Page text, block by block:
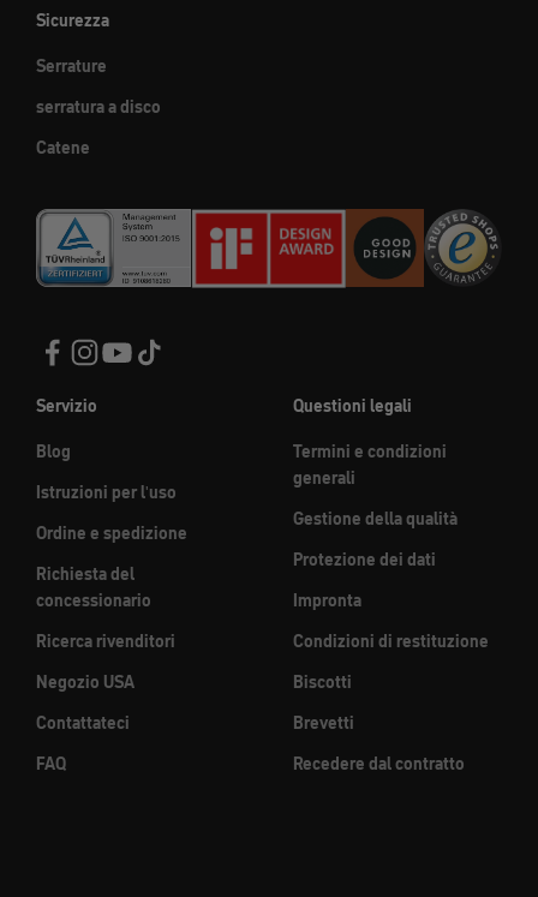
Sicurezza
Serrature
serratura a disco
Catene
Servizio
Blog
Istruzioni per l'uso
Ordine e spedizione
Richiesta del
concessionario
Ricerca rivenditori
Negozio USA
Contattateci
FAQ
Questioni legali
Termini e condizioni
generali
Gestione della qualità
Protezione dei dati
Impronta
Condizioni di restituzione
Biscotti
Brevetti
Recedere dal contratto